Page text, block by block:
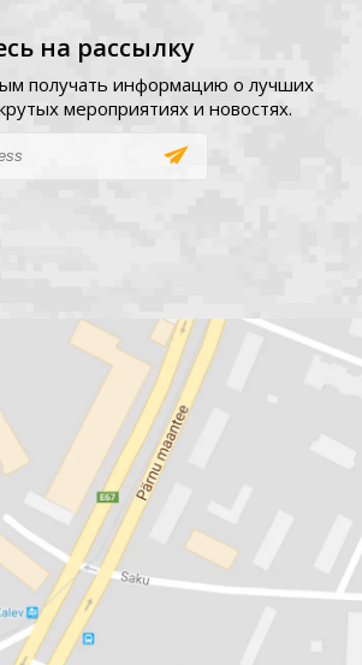
на рассылку
получать информацию о лучших
мероприятиях и новостях.